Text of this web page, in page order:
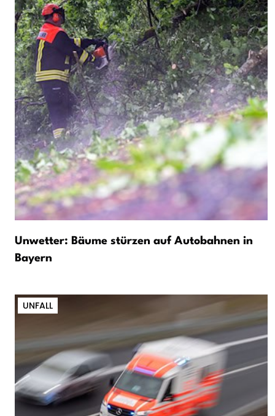
Unwetter: Bäume stürzen auf Autobahnen in
Bayern
UNFALL